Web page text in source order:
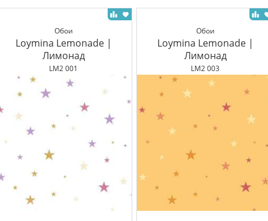
Обои
Loymina Lemonade |
Лимонад
LM2 001
Обои
Loymina Lemonade |
Лимонад
LM2 003